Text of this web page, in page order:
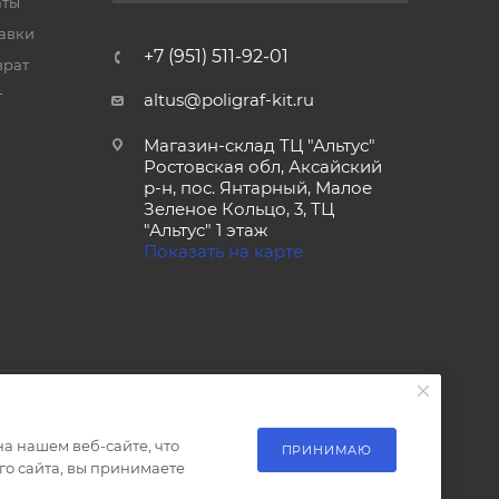
+7 (951) 511-92-01
altus@poligraf-kit.ru
Магазин-склад ТЦ "Альтус"
Ростовская обл, Аксайский
р-н, пос. Янтарный, Малое
Зеленое Кольцо, 3, ТЦ
"Альтус" 1 этаж
Показать на карте
нашем веб-сайте, что
сайта, вы принимаете
ПРИНИМАЮ